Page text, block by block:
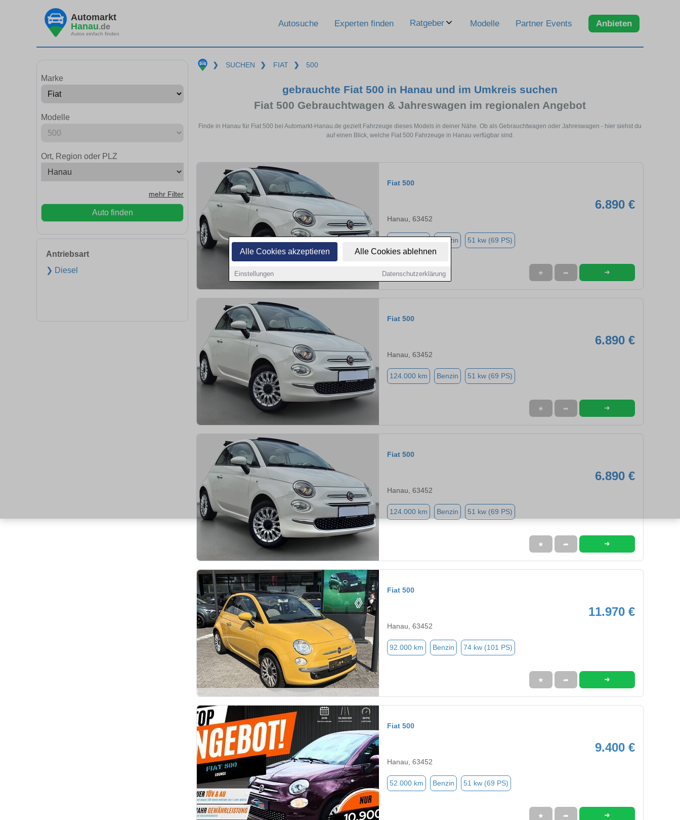
Alle Cookies akzeptieren Alle Cookies ablehnen
Einstellungen Datenschutzerklärung
Automarkt
Hanau.de
Autos einfach finden
Autosuche Experten finden Ratgeber Modelle Partner Events Anbieten
Marke
Modelle
Ort, Region oder PLZ
mehr Filter
Auto finden
Antriebsart
❯ Diesel
❯ SUCHEN ❯ FIAT ❯ 500
gebrauchte Fiat 500 in Hanau und im Umkreis suchen
Fiat 500 Gebrauchtwagen & Jahreswagen im regionalen Angebot
Finde in Hanau für Fiat 500 bei Automarkt-Hanau.de gezielt Fahrzeuge dieses Models in deiner Nähe. Ob als Gebrauchtwagen oder Jahreswagen - hier siehst du
auf einen Blick, welche Fiat 500 Fahrzeuge in Hanau verfügbar sind.
Fiat 500
6.890 €
Hanau, 63452
Benzin 51 kw (69 PS)
★ ➦ ➜
Fiat 500
6.890 €
Hanau, 63452
124.000 km Benzin 51 kw (69 PS)
★ ➦ ➜
Fiat 500
6.890 €
Hanau, 63452
124.000 km Benzin 51 kw (69 PS)
★ ➦ ➜
Fiat 500
11.970 €
Hanau, 63452
92.000 km Benzin 74 kw (101 PS)
★ ➦ ➜
Fiat 500
9.400 €
Hanau, 63452
52.000 km Benzin 51 kw (69 PS)
★ ➦ ➜